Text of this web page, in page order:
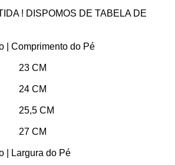
! DISPOMOS DE TABELA DE
| Comprimento do Pé
23 CM
24 CM
25,5 CM
27 CM
| Largura do Pé